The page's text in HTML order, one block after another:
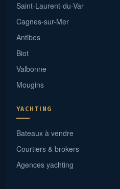
Saint-Laurent-du-Var
Cagnes-sur-Mer
Antibes
Biot
Valbonne
Mougins
YACHTING
Bateaux à vendre
Courtiers & brokers
Agences yachting